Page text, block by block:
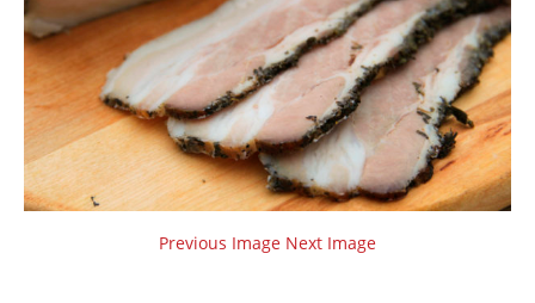
Previous Image Next Image